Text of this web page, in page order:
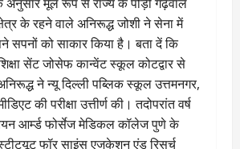
के रहने वाले अनिरूद्ध जोशी ने सेना में
सपनों को साकार किया है। बता दें कि
सेंट जोसेफ कान्वेंट स्कूल कोटद्वार से
ने न्यू दिल्ली पब्लिक स्कूल उत्तमनगर,
की परीक्षा उत्तीर्ण की। तदोपरांत वर्ष
आर्म्ड फोर्सेज मेडिकल कॉलेज पुणे के
फॉर साइंस एजुकेशन एंड रिसर्च